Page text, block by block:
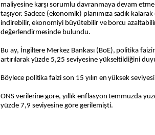
maliyesine karşı sorumlu davranmaya devam
taşıyor. Sadece (ekonomik) planımıza sadık
indirebilir, ekonomiyi büyütebilir ve borcu
değerlendirmesinde bulundu.
Bu ay, İngiltere Merkez Bankası (BoE), politika
artırılarak yüzde 5,25 seviyesine yükseltildiğini
Böylece politika faizi son 15 yılın en yüksek
ONS verilerine göre, yıllık enflasyon temmuzda
yüzde 7,9 seviyesine göre gerilemişti.